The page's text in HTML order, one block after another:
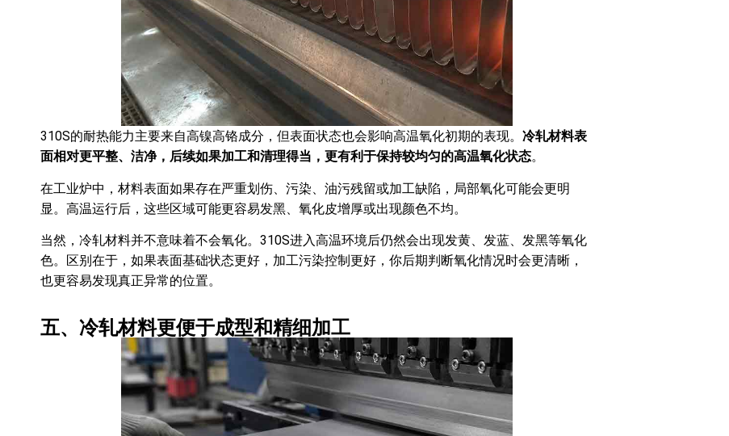
310S的耐热能力主要来自高镍高铬成分，但表面状态也会影响高温氧化初期的表现。 冷轧材料表
面相对更平整、洁净，后续如果加工和清理得当，更有利于保持较均匀的高温氧化状态。
在工业炉中，材料表面如果存在严重划伤、污染、油污残留或加工缺陷，局部氧化可能会更明
显。高温运行后，这些区域可能更容易发黑、氧化皮增厚或出现颜色不均。
当然，冷轧材料并不意味着不会氧化。310S进入高温环境后仍然会出现发黄、发蓝、发黑等氧化
色。区别在于，如果表面基础状态更好，加工污染控制更好，你后期判断氧化情况时会更清晰，
也更容易发现真正异常的位置。
五、冷轧材料更便于成型和精细加工